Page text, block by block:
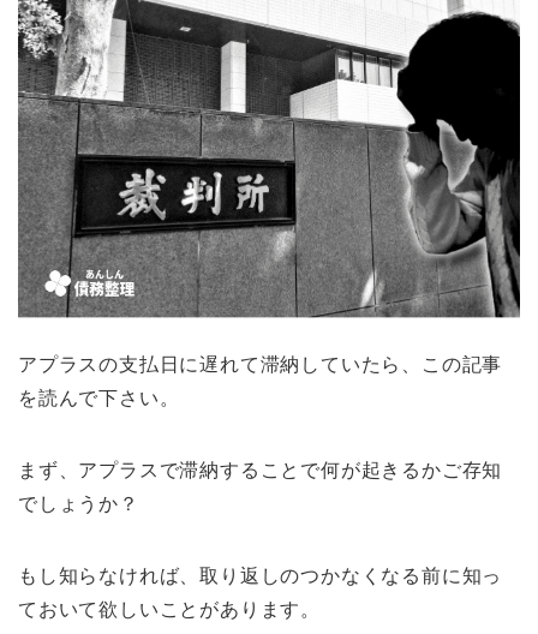
アプラスの支払日に遅れて滞納していたら、この記事
を読んで下さい。
まず、アプラスで滞納することで何が起きるかご存知
でしょうか？
もし知らなければ、取り返しのつかなくなる前に知っ
ておいて欲しいことがあります。